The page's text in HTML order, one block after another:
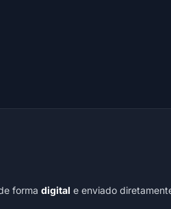
forma digital e enviado